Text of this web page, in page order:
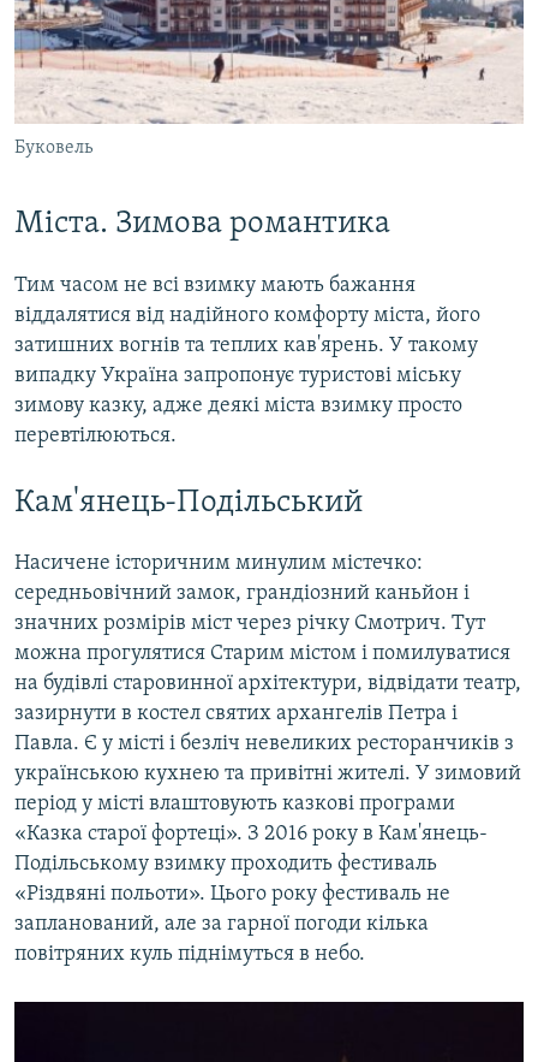
Буковель
Міста. Зимова романтика
Тим часом не всі взимку мають бажання
віддалятися від надійного комфорту міста, його
затишних вогнів та теплих кав'ярень. У такому
випадку Україна запропонує туристові міську
зимову казку, адже деякі міста взимку просто
перевтілюються.
Кам'янець-Подільський
Насичене історичним минулим містечко:
середньовічний замок, грандіозний каньйон і
значних розмірів міст через річку Смотрич. Тут
можна прогулятися Старим містом і помилуватися
на будівлі старовинної архітектури, відвідати театр,
зазирнути в костел святих архангелів Петра і
Павла. Є у місті і безліч невеликих ресторанчиків з
українською кухнею та привітні жителі. У зимовий
період у місті влаштовують казкові програми
«Казка старої фортеці». З 2016 року в Кам'янець-
Подільському взимку проходить фестиваль
«Різдвяні польоти». Цього року фестиваль не
запланований, але за гарної погоди кілька
повітряних куль піднімуться в небо.